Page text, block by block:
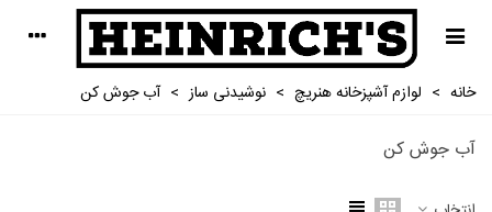
خانه > لوازم آشپزخانه هنریچ > نوشیدنی ساز > آب جوش کن
آب جوش کن